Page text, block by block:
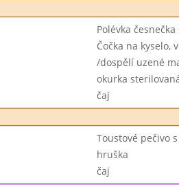
Polévka
Čočka na kyselo,
/dospělí uzené
okurka
čaj
Toustové pečivo
hruška
čaj